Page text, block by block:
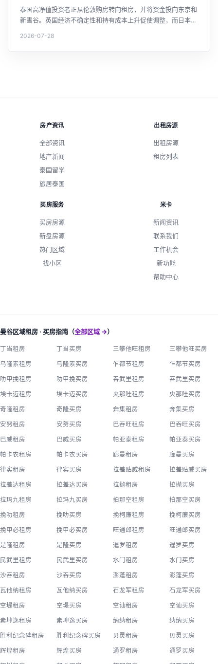
泰国高净值投资者正从伦敦购房转向租房，并将资金投向东京和
新雪谷。英国经济不确定性和持有成本上升促使调整，而日本因
2026-07-28
房产资讯
全部资讯
地产新闻
泰国留学
旅居泰国
出租房源
出租房源
租房列表
买房服务
买房房源
新盘房源
热门区域
找小区
米卡
新闻资讯
联系我们
工作机会
新功能
帮助中心
曼谷区域租房 · 买房指南（全部区域 →）
丁当租房 丁当买房 三攀他旺租房 三攀他旺买房
乌隆素租房 乌隆素买房 乍都节租房 乍都节买房
叻甲挽租房 叻甲挽买房 吞武里租房 吞武里买房
埃卡迈租房 埃卡迈买房 央那哇租房 央那哇买房
奇隆租房 奇隆买房 奔集租房 奔集买房
安努租房 安努买房 巴吞旺租房 巴吞旺买房
巴威租房 巴威买房 帕亚泰租房 帕亚泰买房
帕卡农租房 帕卡农买房 廊曼租房 廊曼买房
律实租房 律实买房 拉差贴威租房 拉差贴威买房
拉差达租房 拉差达买房 拉抛租房 拉抛买房
拉玛九租房 拉玛九买房 拍那空租房 拍那空买房
挽叻租房 挽叻买房 挽柯廉租房 挽柯廉买房
挽甲必租房 挽甲必买房 旺通郎租房 旺通郎买房
是隆租房 是隆买房 暹罗租房 暹罗买房
民武里租房 民武里买房 水门租房 水门买房
沙吞租房 沙吞买房 澎蓬租房 澎蓬买房
瓦他纳租房 瓦他纳买房 石龙军租房 石龙军买房
空堤租房 空堤买房 空讪租房 空讪买房
素坤逸租房 素坤逸买房 纳纳租房 纳纳买房
胜利纪念碑租房 胜利纪念碑买房 贝灵租房 贝灵买房
辉煌租房 辉煌买房 通罗租房 通罗买房